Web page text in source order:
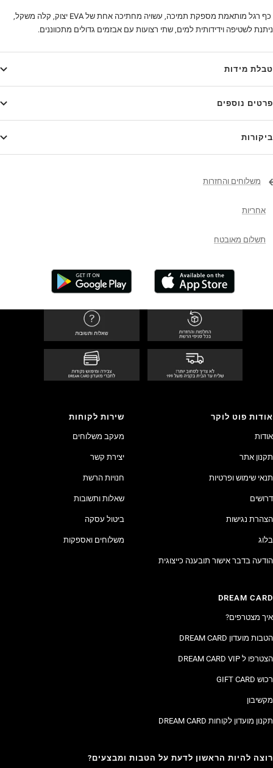
כף רגל מותאמת מספקת תמיכה, עשויה מחתיכה אחת של EVA יצוק, קלה משקל,
ניתנת לשטיפה וידידותית למים, שתי רצועות עם אבזמים גדולים מתכווננים.
טבלת מידות
פרטים נוספים
ביקורות
משלוחים והחזרות
אחריות
תשלום מאובטח
אודות פוט לוקר
אודות
תקנון אתר
תנאי שימוש ופרטיות
דרושים
הצהרת נגישות
בלוג
הודעה בדבר אישור תובענה כייצוגית
שירות לקוחות
מעקב משלוחים
יצירת קשר
חנויות הרשת
שאלות ותשובות
ביטול עסקה
משלוחים ואספקות
DREAM CARD
איך מצטרפים?
הטבות מועדון DREAM CARD
הצטרפו ל DREAM CARD VIP
רכוש GIFT CARD
מקשיבון
תקנון מועדון לקוחות DREAM CARD
רוצה להיות הראשון לדעת על הטבות ומבצעים?